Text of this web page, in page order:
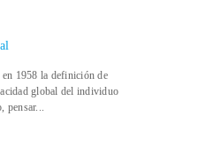
1958 la definición de
global del individuo
pensar...